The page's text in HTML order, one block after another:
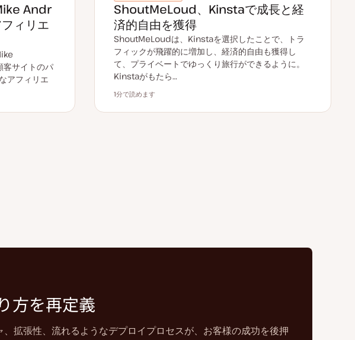
Andr
ィリエ
サイトのパ
アフィリエ
ShoutMeLoud、Kinstaで成長と経
済的自由を獲得
ShoutMeLoudは、Kinstaを選択したことで、トラ
フィックが飛躍的に増加し、経済的自由も獲得し
て、プライベートでゆっくり旅行ができるように。
Kinstaがもたら…
読むのにかかる時間
1分で読めます
方を再定義
拡張性、流れるようなデプロイプロセスが、お客様の成功を後押